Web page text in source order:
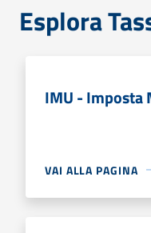
Esplora
IMU - Imposta
VAI ALLA PAGINA